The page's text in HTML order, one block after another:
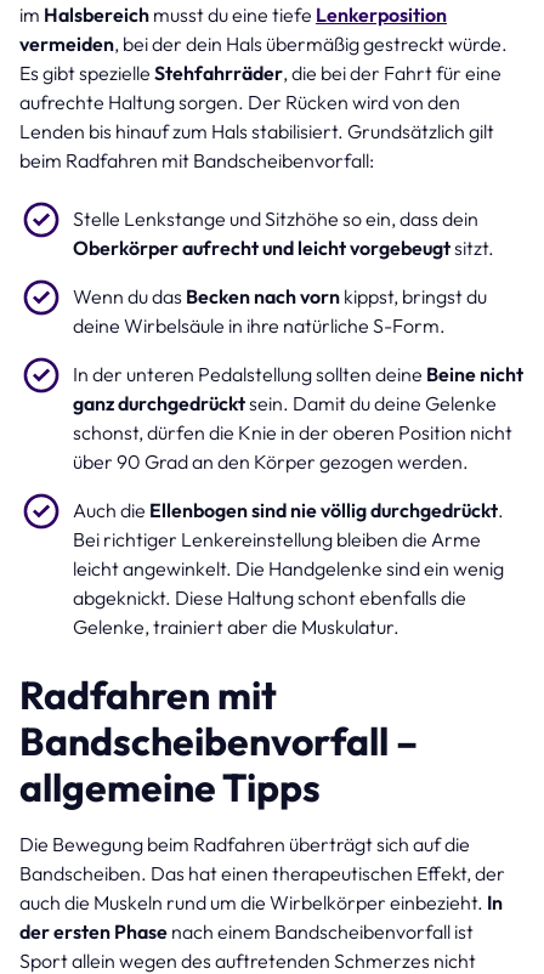
im Halsbereich musst du eine tiefe Lenkerposition
vermeiden, bei der dein Hals übermäßig gestreckt würde.
Es gibt spezielle Stehfahrräder, die bei der Fahrt für eine
aufrechte Haltung sorgen. Der Rücken wird von den
Lenden bis hinauf zum Hals stabilisiert. Grundsätzlich gilt
beim Radfahren mit Bandscheibenvorfall:
Stelle Lenkstange und Sitzhöhe so ein, dass dein
Oberkörper aufrecht und leicht vorgebeugtsitzt.
Wenn du das Becken nach vorn kippst, bringst du
deine Wirbelsäule in ihre natürliche S-Form.
In der unteren Pedalstellung sollten deine Beine nicht
ganz durchgedrücktsein. Damit du deine Gelenke
schonst, dürfen die Knie in der oberen Position nicht
über 90 Grad an den Körper gezogen werden.
Auch die Ellenbogen sind nie völlig durchgedrückt.
Bei richtiger Lenkereinstellung bleiben die Arme
leicht angewinkelt. Die Handgelenke sind ein wenig
abgeknickt. Diese Haltung schont ebenfalls die
Gelenke, trainiert aber die Muskulatur.
Radfahren mit
Bandscheibenvorfall –
allgemeine Tipps
Die Bewegung beim Radfahren überträgt sich auf die
Bandscheiben. Das hat einen therapeutischen Effekt, der
auch die Muskeln rund um die Wirbelkörper einbezieht. In
der ersten Phase nach einem Bandscheibenvorfall ist
Sport allein wegen des auftretenden Schmerzes nicht